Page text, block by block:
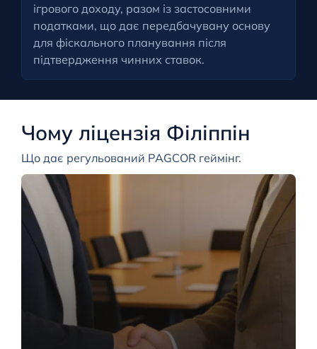
ігрового доходу, разом із застосовними
податками, що дає передбачувану основу
для фіскального планування після
підтвердження чинних ставок.
Чому ліцензія Філіппін
Що дає регульований PAGCOR геймінг.